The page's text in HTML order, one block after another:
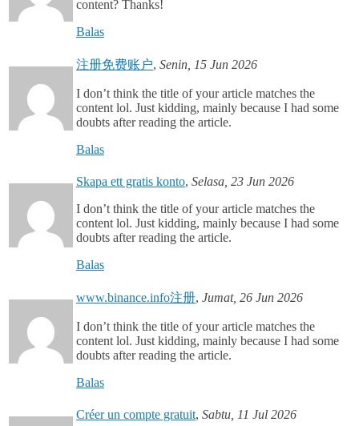
content? Thanks!
Balas
注册免费账户, Senin, 15 Jun 2026
I don’t think the title of your article matches the
content lol. Just kidding, mainly because I had some
doubts after reading the article.
Balas
Skapa ett gratis konto, Selasa, 23 Jun 2026
I don’t think the title of your article matches the
content lol. Just kidding, mainly because I had some
doubts after reading the article.
Balas
www.binance.info注册, Jumat, 26 Jun 2026
I don’t think the title of your article matches the
content lol. Just kidding, mainly because I had some
doubts after reading the article.
Balas
Créer un compte gratuit, Sabtu, 11 Jul 2026